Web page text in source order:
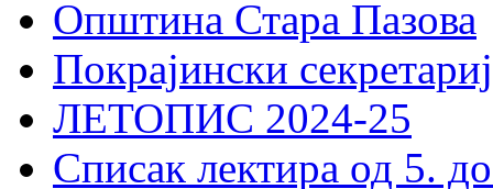
Општина Стара Пазова
Покрајински
ЛЕТОПИС 2024-25
Списак лектира од 5.